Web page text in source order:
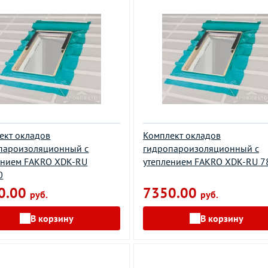
окладов
c
FAKRO XDK-RU
руб.
В корзину
Комплект окладов
гидропароизоляционный c
утеплением FAKRO XDK-RU
7350.00 руб.
В корзину